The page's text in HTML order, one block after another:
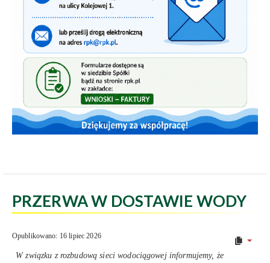
PRZERWA W DOSTAWIE WODY
Opublikowano: 16 lipiec 2026
W związku z rozbudową sieci wodociągowej informujemy, że